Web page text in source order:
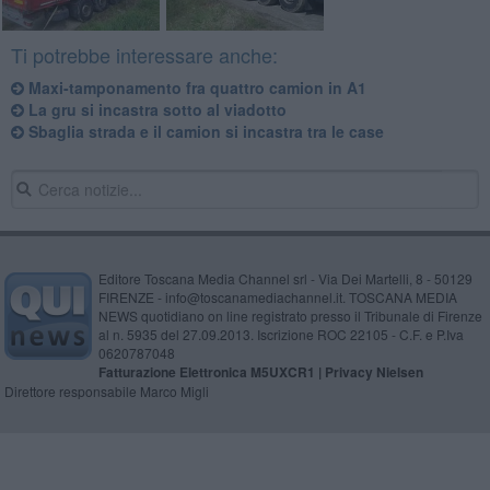
Ti potrebbe interessare anche:
Maxi-tamponamento fra quattro camion in A1
La gru si incastra sotto al viadotto
Sbaglia strada e il camion si incastra tra le case
Editore Toscana Media Channel srl - Via Dei Martelli, 8 - 50129
FIRENZE - info@toscanamediachannel.it. TOSCANA MEDIA
NEWS quotidiano on line registrato presso il Tribunale di Firenze
al n. 5935 del 27.09.2013. Iscrizione ROC 22105 - C.F. e P.Iva
0620787048
Fatturazione Elettronica M5UXCR1 | Privacy Nielsen
Direttore responsabile Marco Migli